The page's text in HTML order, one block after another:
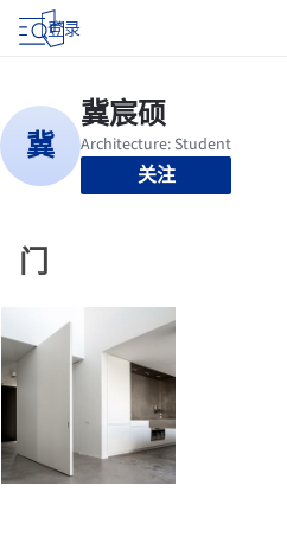
登录
关注
门